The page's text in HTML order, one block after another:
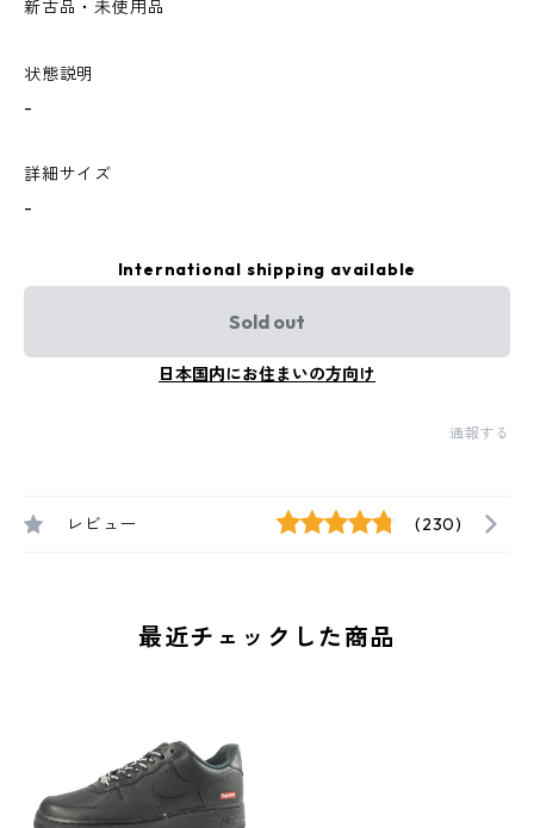
新古品・未使用品
状態説明
-
詳細サイズ
-
International shipping available
Sold out
日本国内にお住まいの方向け
通報する
レビュー (230)
最近チェックした商品